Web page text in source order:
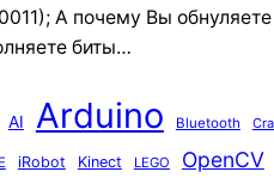
А почему Вы
биты…
AI Arduino Bluetooth
iRobot Kinect LEGO OpenCV